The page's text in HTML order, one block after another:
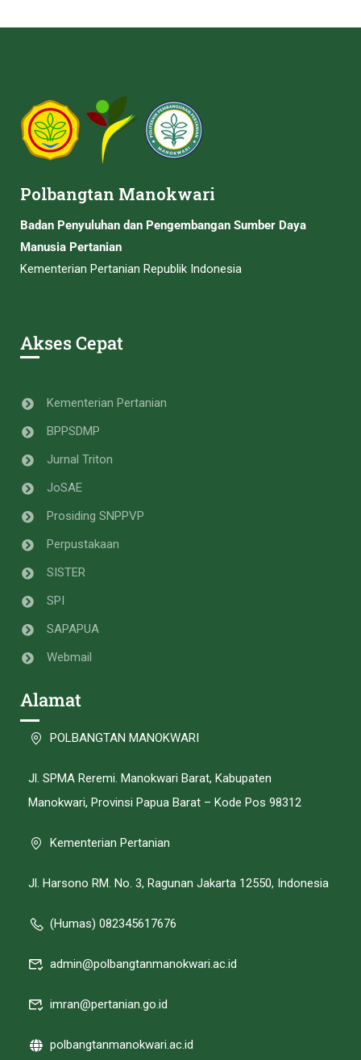
Polbangtan Manokwari
Badan Penyuluhan dan Pengembangan Sumber Daya
Manusia Pertanian
Kementerian Pertanian Republik Indonesia
Akses Cepat
Kementerian Pertanian
BPPSDMP
Jurnal Triton
JoSAE
Prosiding SNPPVP
Perpustakaan
SISTER
SPI
SAPAPUA
Webmail
Alamat
POLBANGTAN MANOKWARI
Jl. SPMA Reremi. Manokwari Barat, Kabupaten
Manokwari, Provinsi Papua Barat – Kode Pos 98312
Kementerian Pertanian
Jl. Harsono RM. No. 3, Ragunan Jakarta 12550, Indonesia
(Humas) 082345617676
admin@polbangtanmanokwari.ac.id
imran@pertanian.go.id
polbangtanmanokwari.ac.id